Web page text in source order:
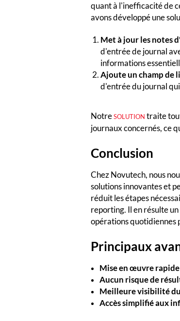
quant à l'inefficacité de
avons développé une
Met à jour les notes
d'entrée de journal
informations
Ajoute un champ de
d'entrée du journal
NotreSOLUTION traite
journaux concernés, ce
Conclusion
Chez Novutech, nous
solutions innovantes et
réduit les étapes
reporting. Il en résulte
opérations quotidiennes
Principaux
Mise en œuvre
Aucun risque de
Meilleure visibilité
Accès simplifié aux